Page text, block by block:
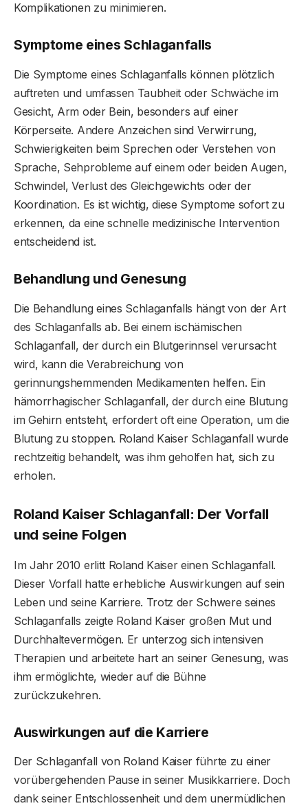
Komplikationen zu minimieren.
Symptome eines Schlaganfalls
Die Symptome eines Schlaganfalls können plötzlich
auftreten und umfassen Taubheit oder Schwäche im
Gesicht, Arm oder Bein, besonders auf einer
Körperseite. Andere Anzeichen sind Verwirrung,
Schwierigkeiten beim Sprechen oder Verstehen von
Sprache, Sehprobleme auf einem oder beiden Augen,
Schwindel, Verlust des Gleichgewichts oder der
Koordination. Es ist wichtig, diese Symptome sofort zu
erkennen, da eine schnelle medizinische Intervention
entscheidend ist.
Behandlung und Genesung
Die Behandlung eines Schlaganfalls hängt von der Art
des Schlaganfalls ab. Bei einem ischämischen
Schlaganfall, der durch ein Blutgerinnsel verursacht
wird, kann die Verabreichung von
gerinnungshemmenden Medikamenten helfen. Ein
hämorrhagischer Schlaganfall, der durch eine Blutung
im Gehirn entsteht, erfordert oft eine Operation, um die
Blutung zu stoppen. Roland Kaiser Schlaganfall wurde
rechtzeitig behandelt, was ihm geholfen hat, sich zu
erholen.
Roland Kaiser Schlaganfall: Der Vorfall
und seine Folgen
Im Jahr 2010 erlitt Roland Kaiser einen Schlaganfall.
Dieser Vorfall hatte erhebliche Auswirkungen auf sein
Leben und seine Karriere. Trotz der Schwere seines
Schlaganfalls zeigte Roland Kaiser großen Mut und
Durchhaltevermögen. Er unterzog sich intensiven
Therapien und arbeitete hart an seiner Genesung, was
ihm ermöglichte, wieder auf die Bühne
zurückzukehren.
Auswirkungen auf die Karriere
Der Schlaganfall von Roland Kaiser führte zu einer
vorübergehenden Pause in seiner Musikkarriere. Doch
dank seiner Entschlossenheit und dem unermüdlichen